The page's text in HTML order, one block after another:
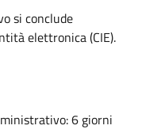
si conclude
elettronica (CIE).
6 giorni